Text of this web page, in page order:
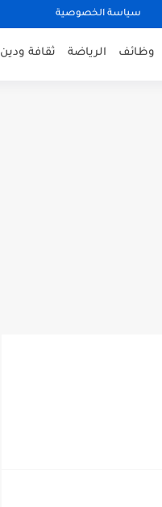
سياسة الخصوصية
وظائف الرياضة ثقافة ودين